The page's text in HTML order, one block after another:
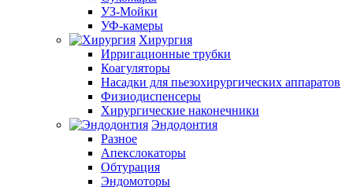
УЗ-Мойки
УФ-камеры
Хирургия
Ирригационные трубки
Коагуляторы
Насадки для пьезохирургических аппаратов
Физиодиспенсеры
Хирургические наконечники
Эндодонтия
Разное
Апекслокаторы
Обтурация
Эндомоторы